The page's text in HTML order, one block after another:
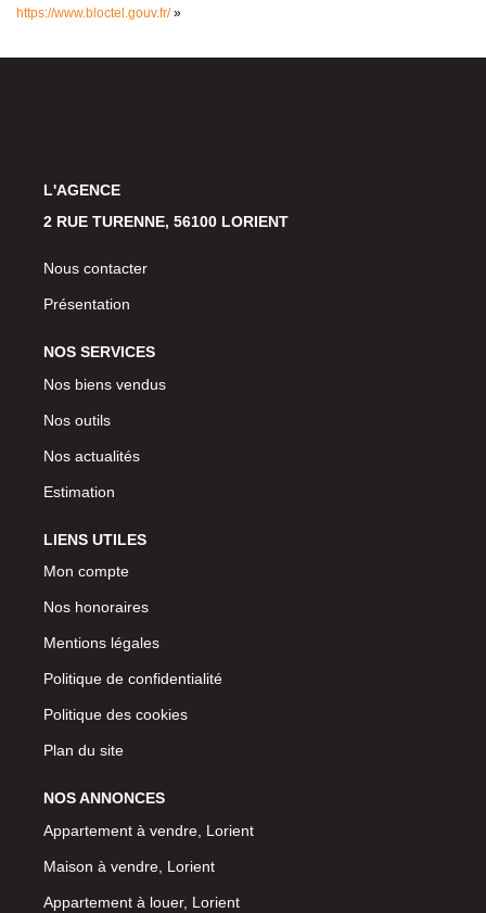
https://www.bloctel.gouv.fr/»
L'AGENCE
2 RUE TURENNE, 56100 LORIENT
Nous contacter
Présentation
NOS SERVICES
Nos biens vendus
Nos outils
Nos actualités
Estimation
LIENS UTILES
Mon compte
Nos honoraires
Mentions légales
Politique de confidentialité
Politique des cookies
Plan du site
NOS ANNONCES
Appartement à vendre, Lorient
Maison à vendre, Lorient
Appartement à louer, Lorient